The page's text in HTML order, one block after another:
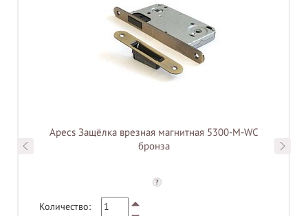
Apecs Защёлка врезная магнитная 5300-M-WC
бронза
?
Количество: